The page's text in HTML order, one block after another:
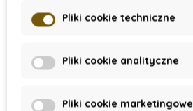
66 zł
Pliki cookie techniczne
Pliki cookie analityczne
Pliki cookie marketingowe